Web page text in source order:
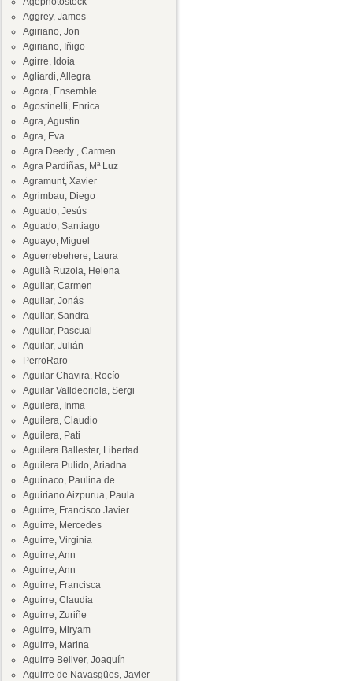
Aggrey, James
Agiriano, Jon
Agiriano, Iñigo
Agirre, Idoia
Agliardi, Allegra
Agora, Ensemble
Agostinelli, Enrica
Agra, Agustín
Agra, Eva
Agra Deedy , Carmen
Agra Pardiñas, Mª Luz
Agramunt, Xavier
Agrimbau, Diego
Aguado, Jesús
Aguado, Santiago
Aguayo, Miguel
Aguerrebehere, Laura
Aguilà Ruzola, Helena
Aguilar, Carmen
Aguilar, Jonás
Aguilar, Sandra
Aguilar, Pascual
Aguilar, Julián
PerroRaro
Aguilar Chavira, Rocío
Aguilar Valldeoriola, Sergi
Aguilera, Inma
Aguilera, Claudio
Aguilera, Pati
Aguilera Ballester, Libertad
Aguilera Pulido, Ariadna
Aguinaco, Paulina de
Aguiriano Aizpurua, Paula
Aguirre, Francisco Javier
Aguirre, Mercedes
Aguirre, Virginia
Aguirre, Ann
Aguirre, Ann
Aguirre, Francisca
Aguirre, Claudia
Aguirre, Zuriñe
Aguirre, Miryam
Aguirre, Marina
Aguirre Bellver, Joaquín
Aguirre de Navasgües, Javier